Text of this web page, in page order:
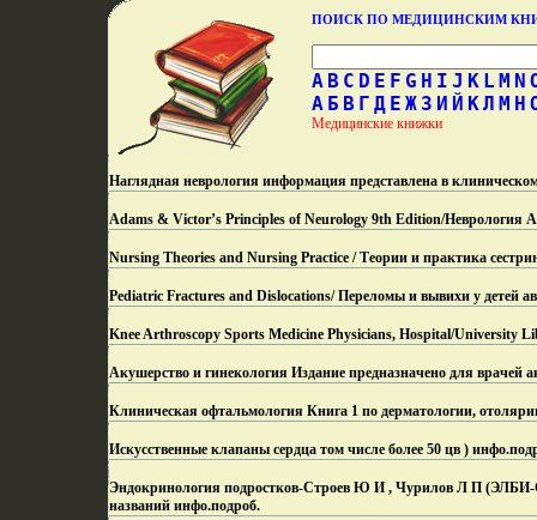
ПОИСК ПО МЕДИЦИНСКИМ
A B C D E F G H I J K L M N
А Б В Г Д Е Ж З И Й КЛ М Н
Медицинские книжки
Наглядная неврология информация представлена в
Adams & Victor’s Principles of Neurology 9th Edition/Неврология
Nursing Theories and Nursing Practice / Теории и практика
Pediatric Fractures and Dislocations/ Переломы и вывихи у детей
Knee Arthroscopy Sports Medicine Physicians, Hospital/University
Акушерство и гинекология Издание предназначено для врачей
Клиническая офтальмология Книга 1 по дерматологии,
Искусственные клапаны сердца том числе более 50 цв ) инфо.
Эндокринология подростков-Строев Ю И , Чурилов Л П (ЭЛБИ-
названий инфо.подроб.